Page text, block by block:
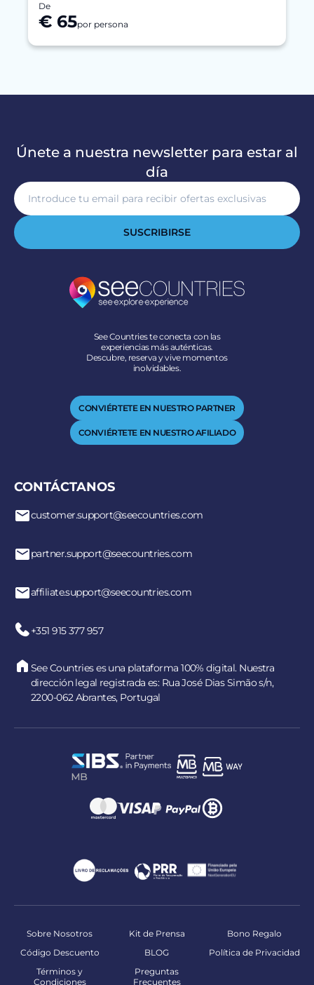
De
€ 65por persona
Únete a nuestra newsletter para estar al
día
SUSCRIBIRSE
See Countries te conecta con las
experiencias más auténticas.
Descubre, reserva y vive momentos
inolvidables.
CONVIÉRTETE EN NUESTRO PARTNER
CONVIÉRTETE EN NUESTRO AFILIADO
CONTÁCTANOS
customer.support@seecountries.com
partner.support@seecountries.com
affiliate.support@seecountries.com
+351 915 377 957
See Countries es una plataforma 100% digital. Nuestra
dirección legal registrada es: Rua José Dias Simão s/n,
2200-062 Abrantes, Portugal
Sobre Nosotros Kit de Prensa
Bono Regalo
Código Descuento
BLOG
Política de Privacidad
Términos y
Condiciones
Preguntas
Frecuentes